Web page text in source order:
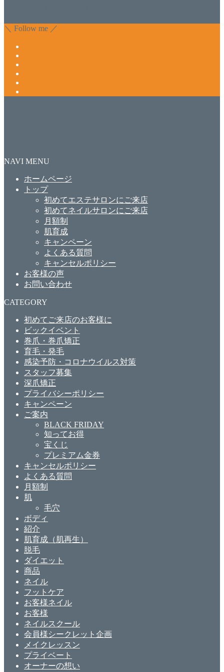
＼ Follow me ／
NAVI MENU
ホームページ
トップ
初めてエステサロンにご来店
初めてネイルサロンにご来店
月額制
肌育成
キャンペーン
よくある質問
キャンセルポリシー
お客様の声
お問い合わせ
CATEGORY
初めてご来店のお客様に
ビックイベント
巻爪・巻爪矯正
育毛・発毛
感染予防・コロナウイルス対策
スタッフ募集
深爪矯正
プライバシーポリシー
キャンペーン
ご案内
BLACK FRIDAY
知ってお得
宝くじ
プレミアム金券
キャンセルポリシー
よくある質問
月額制
肌
毛穴
ボディ
紹介
肌育成（肌再生）
脱毛
ダイエット
商品
ネイル
フットケア
お客様ネイル
お客様
ネイルスクール
会員様シークレット企画
メイクレッスン
プライベート
オーナーの想い